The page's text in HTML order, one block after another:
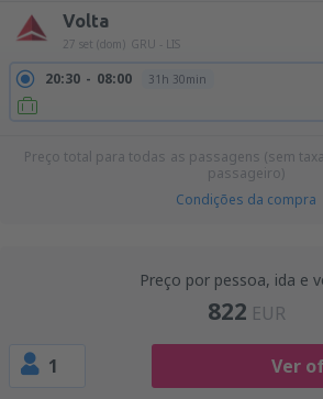
Volta
27 set (dom) GRU - LIS
20:30 08:00 31h 30min
Preço total para todas as passagens (sem
passageiro)
Condições da compra
Preço por pessoa, ida e
822 EUR
1 Ver